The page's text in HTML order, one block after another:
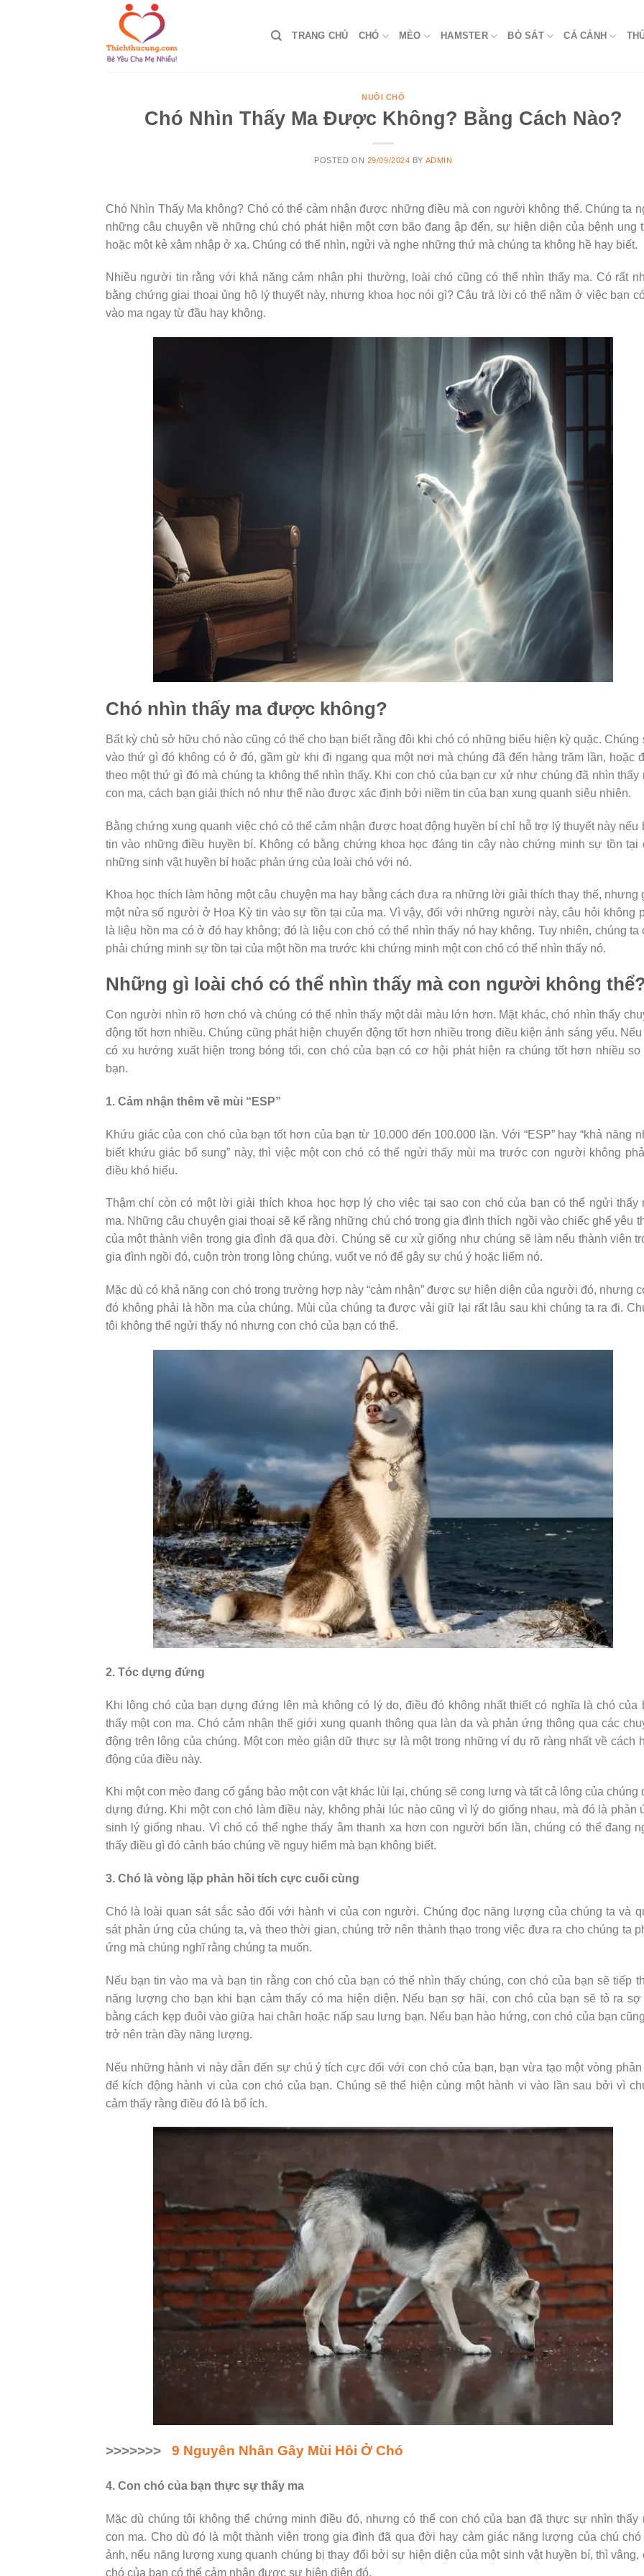
TRANG CHỦ CHÓ MÈO HAMSTER BÒ SÁT CÁ CẢNH
NUÔI CHÓ
Chó Nhìn Thấy Ma Được Không? Bằng Cách Nào?
POSTED ON 29/09/2024 BY ADMIN
Chó Nhìn Thấy Ma không? Chó có thể cảm nhận được những điều mà con người không thể. Chúng ta
những câu chuyện về những chú chó phát hiện một cơn bão đang ập đến, sự hiện diện của bệnh ung
hoặc một kẻ xâm nhập ở xa. Chúng có thể nhìn, ngửi và nghe những thứ mà chúng ta không hề hay biết.
Nhiều người tin rằng với khả năng cảm nhận phi thường, loài chó cũng có thể nhìn thấy ma. Có rất
bằng chứng giai thoại ủng hộ lý thuyết này, nhưng khoa học nói gì? Câu trả lời có thể nằm ở việc bạn
vào ma ngay từ đầu hay không.
Chó nhìn thấy ma được không?
Bất kỳ chủ sở hữu chó nào cũng có thể cho bạn biết rằng đôi khi chó có những biểu hiện kỳ ​​quặc. Chúng
vào thứ gì đó không có ở đó, gầm gừ khi đi ngang qua một nơi mà chúng đã đến hàng trăm lần, hoặc
theo một thứ gì đó mà chúng ta không thể nhìn thấy. Khi con chó của bạn cư xử như chúng đã nhìn thấy
con ma, cách bạn giải thích nó như thế nào được xác định bởi niềm tin của bạn xung quanh siêu nhiên.
Bằng chứng xung quanh việc chó có thể cảm nhận được hoạt động huyền bí chỉ hỗ trợ lý thuyết này nếu
tin vào những điều huyền bí. Không có bằng chứng khoa học đáng tin cậy nào chứng minh sự tồn tại
những sinh vật huyền bí hoặc phản ứng của loài chó với nó.
Khoa học thích làm hỏng một câu chuyện ma hay bằng cách đưa ra những lời giải thích thay thế, nhưng
một nửa số người ở Hoa Kỳ tin vào sự tồn tại của ma. Vì vậy, đối với những người này, câu hỏi không
là liệu hồn ma có ở đó hay không; đó là liệu con chó có thể nhìn thấy nó hay không. Tuy nhiên, chúng ta
phải chứng minh sự tồn tại của một hồn ma trước khi chứng minh một con chó có thể nhìn thấy nó.
Những gì loài chó có thể nhìn thấy mà con người không
Con người nhìn rõ hơn chó và chúng có thể nhìn thấy một dải màu lớn hơn. Mặt khác, chó nhìn thấy
động tốt hơn nhiều. Chúng cũng phát hiện chuyển động tốt hơn nhiều trong điều kiện ánh sáng yếu. Nếu
có xu hướng xuất hiện trong bóng tối, con chó của bạn có cơ hội phát hiện ra chúng tốt hơn nhiều so
bạn.
1. Cảm nhận thêm về mùi “ESP”
Khứu giác của con chó của bạn tốt hơn của bạn từ 10.000 đến 100.000 lần. Với “ESP” hay “khả năng
biết khứu giác bổ sung” này, thì việc một con chó có thể ngửi thấy mùi ma trước con người không
điều khó hiểu.
Thậm chí còn có một lời giải thích khoa học hợp lý cho việc tại sao con chó của bạn có thể ngửi thấy
ma. Những câu chuyện giai thoại sẽ kể rằng những chú chó trong gia đình thích ngồi vào chiếc ghế yêu
của một thành viên trong gia đình đã qua đời. Chúng sẽ cư xử giống như chúng sẽ làm nếu thành viên
gia đình ngồi đó, cuộn tròn trong lòng chúng, vuốt ve nó để gây sự chú ý hoặc liếm nó.
Mặc dù có khả năng con chó trong trường hợp này “cảm nhận” được sự hiện diện của người đó, nhưng
đó không phải là hồn ma của chúng. Mùi của chúng ta được vải giữ lại rất lâu sau khi chúng ta ra đi.
tôi không thể ngửi thấy nó nhưng con chó của bạn có thể.
2. Tóc dựng đứng
Khi lông chó của bạn dựng đứng lên mà không có lý do, điều đó không nhất thiết có nghĩa là chó của
thấy một con ma. Chó cảm nhận thế giới xung quanh thông qua làn da và phản ứng thông qua các
động trên lông của chúng. Một con mèo giận dữ thực sự là một trong những ví dụ rõ ràng nhất về cách
động của điều này.
Khi một con mèo đang cố gắng bảo một con vật khác lùi lại, chúng sẽ cong lưng và tất cả lông của chúng
dựng đứng. Khi một con chó làm điều này, không phải lúc nào cũng vì lý do giống nhau, mà đó là phản
sinh lý giống nhau. Vì chó có thể nghe thấy âm thanh xa hơn con người bốn lần, chúng có thể đang
thấy điều gì đó cảnh báo chúng về nguy hiểm mà bạn không biết.
3. Chó là vòng lặp phản hồi tích cực cuối cùng
Chó là loài quan sát sắc sảo đối với hành vi của con người. Chúng đọc năng lượng của chúng ta và
sát phản ứng của chúng ta, và theo thời gian, chúng trở nên thành thạo trong việc đưa ra cho chúng ta
ứng mà chúng nghĩ rằng chúng ta muốn.
Nếu bạn tin vào ma và bạn tin rằng con chó của bạn có thể nhìn thấy chúng, con chó của bạn sẽ tiếp
năng lượng cho bạn khi bạn cảm thấy có ma hiện diện. Nếu bạn sợ hãi, con chó của bạn sẽ tỏ ra sợ
bằng cách kẹp đuôi vào giữa hai chân hoặc nấp sau lưng bạn. Nếu bạn hào hứng, con chó của bạn
trở nên tràn đầy năng lượng.
Nếu những hành vi này dẫn đến sự chú ý tích cực đối với con chó của bạn, bạn vừa tạo một vòng phản
để kích động hành vi của con chó của bạn. Chúng sẽ thể hiện cùng một hành vi vào lần sau bởi vì
cảm thấy rằng điều đó là bổ ích.
>>>>>>> 9 Nguyên Nhân Gây Mùi Hôi Ở Chó
4. Con chó của bạn thực sự thấy ma
Mặc dù chúng tôi không thể chứng minh điều đó, nhưng có thể con chó của bạn đã thực sự nhìn thấy
con ma. Cho dù đó là một thành viên trong gia đình đã qua đời hay cảm giác năng lượng của chú chó
ảnh, nếu năng lượng xung quanh chúng bị thay đổi bởi sự hiện diện của một sinh vật huyền bí, thì vâng,
chó của bạn có thể cảm nhận được sự hiện diện đó.